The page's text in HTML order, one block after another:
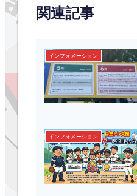
関連記事
インフォメーション
インフォメーション